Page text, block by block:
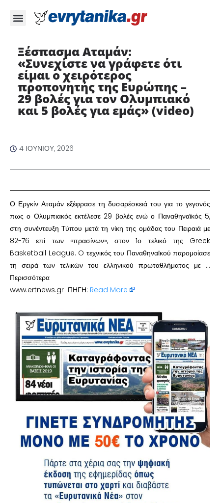
Ξέσπασμα Αταμάν:
«Συνεχίστε να γράφετε ότι
είμαι ο χειρότερος
προπονητής της Ευρώπης –
29 βολές για τον Ολυμπιακό
και 5 βολές για εμάς» (video) ​
4 ΙΟΥΝΊΟΥ, 2026
​Ο Εργκίν Αταμάν εξέφρασε τη δυσαρέσκειά του για το γεγονός
πως ο Ολυμπιακός εκτέλεσε 29 βολές ενώ ο Παναθηναϊκός 5,
στη συνέντευξη Τύπου μετά τη νίκη της ομάδας του Πειραιά με
82-76 επί των «πρασίνων», στον 1ο τελικό της Greek
Basketball League. O τεχνικός του Παναθηναϊκού παρομοίασε
τη σειρά των τελικών του ελληνικού πρωταθλήματος με …
Περισσότερα
www.ertnews.gr ΠΗΓΗ: Read More